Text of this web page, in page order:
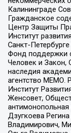
Калининграде
Гражданское
Центр Защиты
Институт
Санкт-
Фонд поддержки
Человек и Закон,
наследия
агентство МЕМО.
Институт
Женсовет,
Дзугкоева
Владимирович,